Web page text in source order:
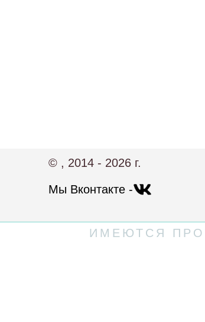
© , 2014 - 2026 г.
Мы Вконтакте -
ИМЕЮТСЯ